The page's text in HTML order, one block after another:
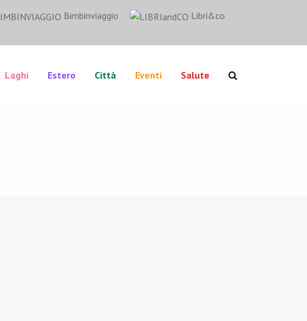
Bimbinviaggio
Libri&co
Laghi Estero Città Eventi Salute